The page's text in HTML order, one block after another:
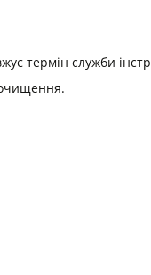
термін служби